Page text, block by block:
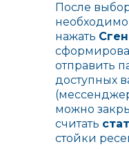
После
необходимо
нажать
отправить
доступных
можно
считать
стойки